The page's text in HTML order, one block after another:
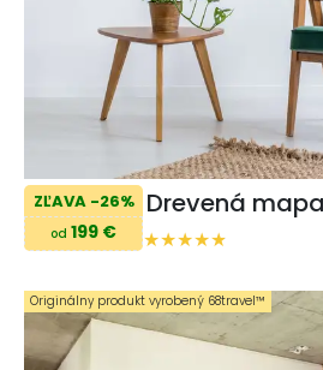
ZĽAVA -26%
od 199 €
Drevená
Originálny produkt vyrobený 68travel™️